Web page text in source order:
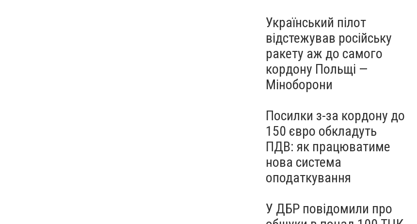
Український пілот
відстежував російську
ракету аж до самого
кордону Польщі —
Міноборони
Посилки з-за кордону до
150 євро обкладуть
ПДВ: як працюватиме
нова система
оподаткування
У ДБР повідомили про